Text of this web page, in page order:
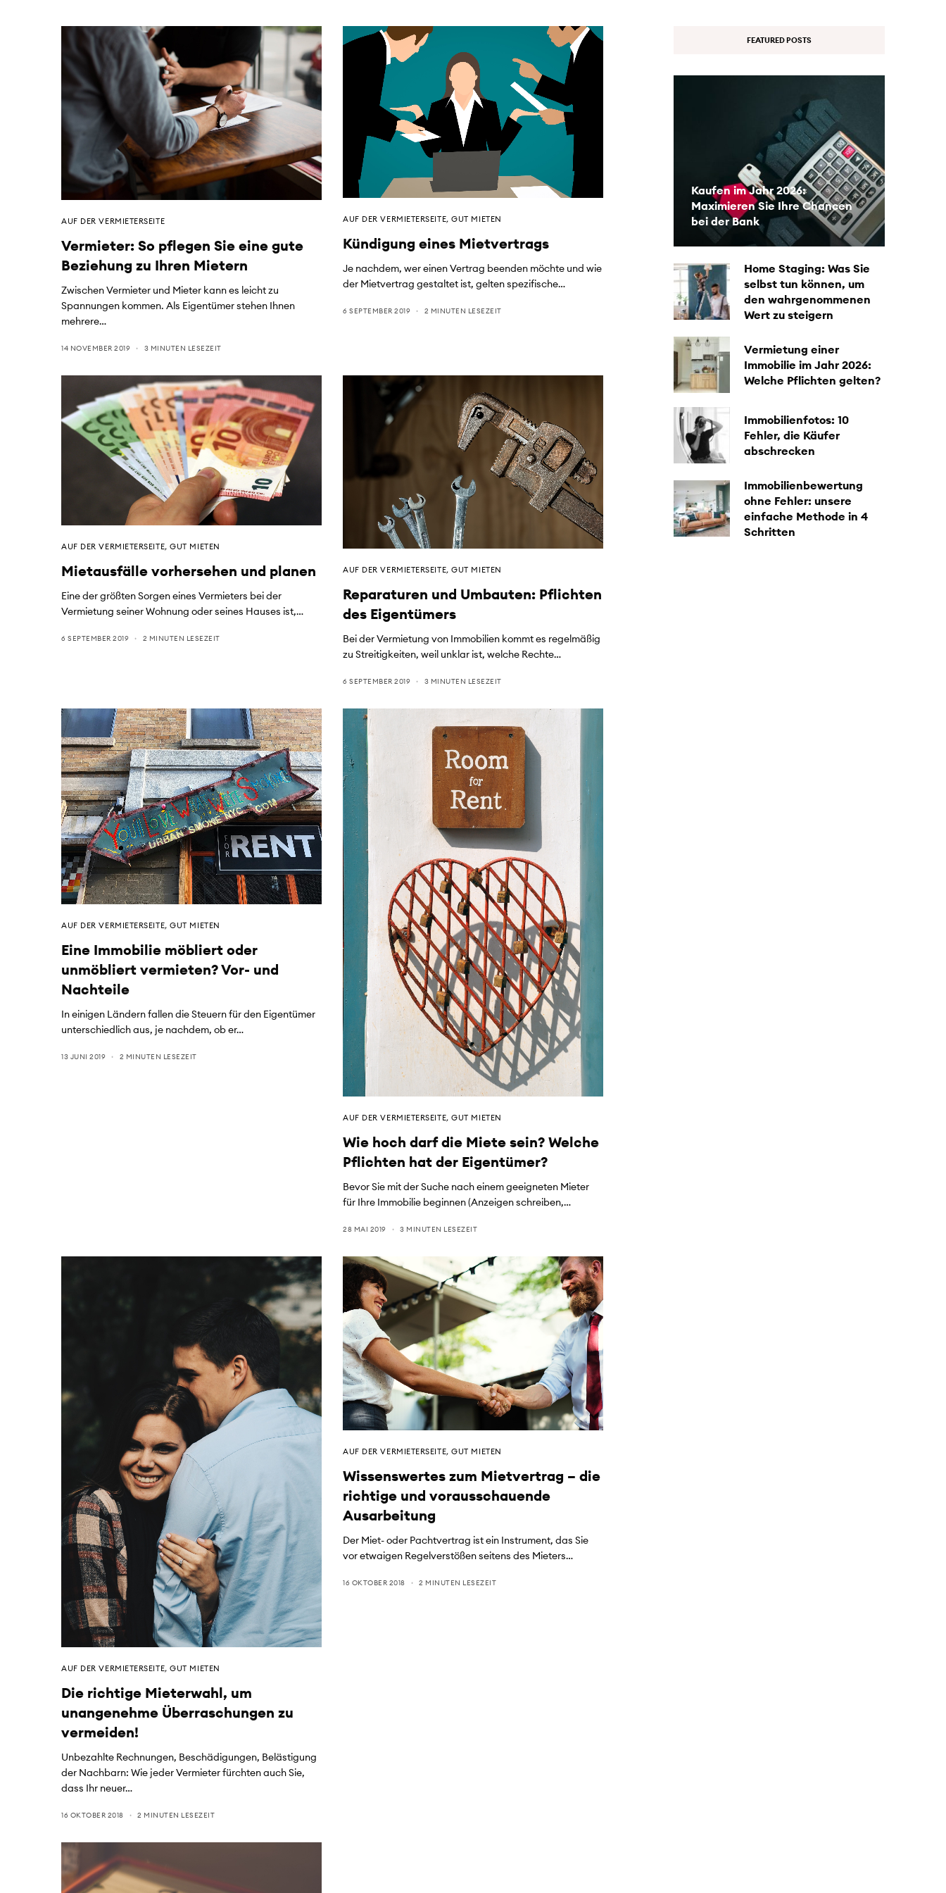
AUF DER VERMIETERSEITE
Vermieter: So pflegen Sie eine gute
Beziehung zu Ihren Mietern
Zwischen Vermieter und Mieter kann es leicht zu
Spannungen kommen. Als Eigentümer stehen Ihnen
mehrere…
14 NOVEMBER 2019 3 MINUTEN LESEZEIT
AUF DER VERMIETERSEITE,GUT MIETEN
Kündigung eines Mietvertrags
Je nachdem, wer einen Vertrag beenden möchte und wie
der Mietvertrag gestaltet ist, gelten spezifische…
6 SEPTEMBER 2019 2 MINUTEN LESEZEIT
AUF DER VERMIETERSEITE,GUT MIETEN
Mietausfälle vorhersehen und planen
Eine der größten Sorgen eines Vermieters bei der
Vermietung seiner Wohnung oder seines Hauses ist,…
6 SEPTEMBER 2019 2 MINUTEN LESEZEIT
AUF DER VERMIETERSEITE,GUT MIETEN
Reparaturen und Umbauten: Pflichten
des Eigentümers
Bei der Vermietung von Immobilien kommt es regelmäßig
zu Streitigkeiten, weil unklar ist, welche Rechte…
6 SEPTEMBER 2019 3 MINUTEN LESEZEIT
AUF DER VERMIETERSEITE,GUT MIETEN
Eine Immobilie möbliert oder
unmöbliert vermieten? Vor- und
Nachteile
In einigen Ländern fallen die Steuern für den Eigentümer
unterschiedlich aus, je nachdem, ob er…
13 JUNI 2019 2 MINUTEN LESEZEIT
AUF DER VERMIETERSEITE,GUT MIETEN
Wie hoch darf die Miete sein? Welche
Pflichten hat der Eigentümer?
Bevor Sie mit der Suche nach einem geeigneten Mieter
für Ihre Immobilie beginnen (Anzeigen schreiben,…
28 MAI 2019 3 MINUTEN LESEZEIT
AUF DER VERMIETERSEITE,GUT MIETEN
Die richtige Mieterwahl, um
unangenehme Überraschungen zu
vermeiden!
Unbezahlte Rechnungen, Beschädigungen, Belästigung
der Nachbarn: Wie jeder Vermieter fürchten auch Sie,
dass Ihr neuer…
16 OKTOBER 2018 2 MINUTEN LESEZEIT
AUF DER VERMIETERSEITE,GUT MIETEN
Wissenswertes zum Mietvertrag – die
richtige und vorausschauende
Ausarbeitung
Der Miet- oder Pachtvertrag ist ein Instrument, das Sie
vor etwaigen Regelverstößen seitens des Mieters…
16 OKTOBER 2018 2 MINUTEN LESEZEIT
FEATURED POSTS
Kaufen im Jahr 2026:
Maximieren Sie Ihre Chancen
bei der Bank
Home Staging: Was Sie
selbst tun können, um
den wahrgenommenen
Wert zu steigern
Vermietung einer
Immobilie im Jahr 2026:
Welche Pflichten gelten?
Immobilienfotos: 10
Fehler, die Käufer
abschrecken
Immobilienbewertung
ohne Fehler: unsere
einfache Methode in 4
Schritten